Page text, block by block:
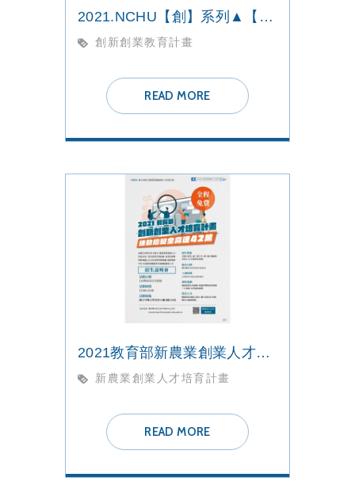
2021.NCHU【創】系列▲【體驗二】植物水苔球▲
創新創業教育計畫
READ MORE
2021教育部新農業創業人才培育計畫_招生說明會
新農業創業人才培育計畫
READ MORE